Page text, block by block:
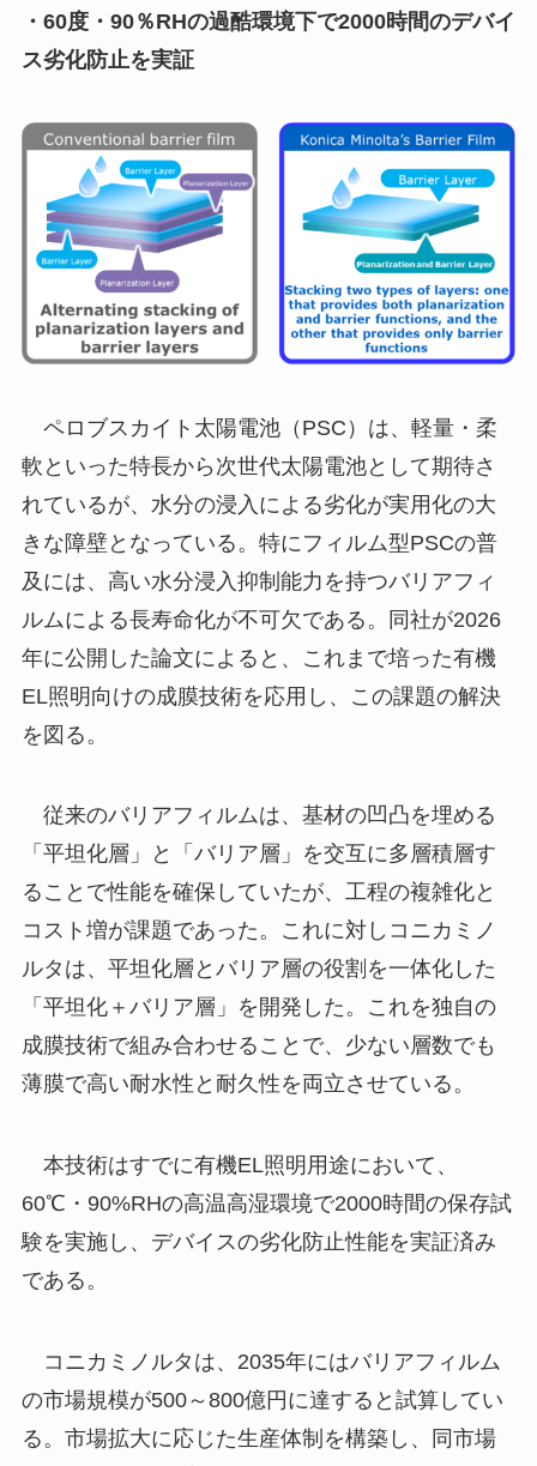
・60度・90％RHの過酷環境下で2000時間のデバイ
ス劣化防止を実証
ペロブスカイト太陽電池（PSC）は、軽量・柔
軟といった特長から次世代太陽電池として期待さ
れているが、水分の浸入による劣化が実用化の大
きな障壁となっている。特にフィルム型PSCの普
及には、高い水分浸入抑制能力を持つバリアフィ
ルムによる長寿命化が不可欠である。同社が2026
年に公開した論文によると、これまで培った有機
EL照明向けの成膜技術を応用し、この課題の解決
を図る。
従来のバリアフィルムは、基材の凹凸を埋める
「平坦化層」と「バリア層」を交互に多層積層す
ることで性能を確保していたが、工程の複雑化と
コスト増が課題であった。これに対しコニカミノ
ルタは、平坦化層とバリア層の役割を一体化した
「平坦化＋バリア層」を開発した。これを独自の
成膜技術で組み合わせることで、少ない層数でも
薄膜で高い耐水性と耐久性を両立させている。
本技術はすでに有機EL照明用途において、
60℃・90%RHの高温高湿環境で2000時間の保存試
験を実施し、デバイスの劣化防止性能を実証済み
である。
コニカミノルタは、2035年にはバリアフィルム
の市場規模が500～800億円に達すると試算してい
る。市場拡大に応じた生産体制を構築し、同市場